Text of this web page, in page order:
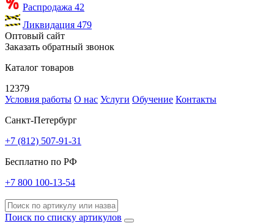
Распродажа 42
Ликвидация 479
Оптовый сайт
Заказать обратный звонок
Каталог товаров
12379
Условия работы О нас Услуги Обучение Контакты
Санкт-Петербург
+7 (812) 507-91-31
Бесплатно по РФ
+7 800 100-13-54
Поиск по списку артикулов